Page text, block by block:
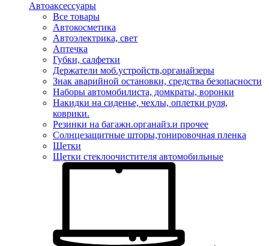
Автоаксессуары
Все товары
Автокосметика
Автоэлектрика, свет
Аптечка
Губки, салфетки
Держатели моб.устройств,органайзеры
Знак аварийной остановки, средства безопасности
Наборы автомобилиста, домкраты, воронки
Накидки на сиденье, чехлы, оплетки руля,
коврики.
Резинки на багажн.органайз.и прочее
Солнцезащитные шторы,тонировочная пленка
Щетки
Щетки стеклоочистителя автомобильные